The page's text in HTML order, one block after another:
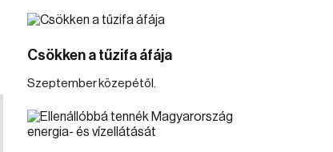
Csökken a tűzifa áfája
Szeptember közepétől.